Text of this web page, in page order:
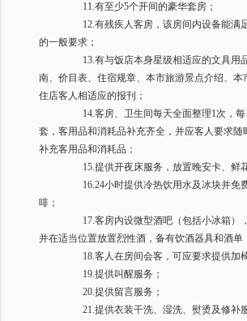
11.有至少5个开间的豪华套房；
12.有残疾人客房，该房间内设备能满
的一般要求；
13.有与饭店本身星级相适应的文具用
南、价目表、住宿规章、本市旅游景点介绍、本
住店客人相适应的报刊；
14.客房、卫生间每天全面整理1次，
套，客用品和消耗品补充齐全，并应客人要求随
补充客用品和消耗品；
15.提供开夜床服务，放置晚安卡、鲜
16.24小时提供冷热饮用水及冰块并免
啡；
17.客房内设微型酒吧（包括小冰箱）
并在适当位置放置烈性酒，备有饮酒器具和酒单
18.客人在房间会客，可应要求提供加
19.提供叫醒服务；
20.提供留言服务；
21.提供衣装干洗、湿洗、熨烫及修补